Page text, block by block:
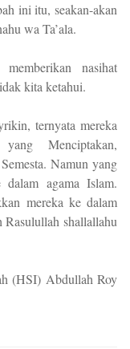
ini itu, seakan-akan
wa Ta’ala.
nasihat
kita ketahui.
ternyata mereka
Menciptakan,
Namun yang
agama Islam.
mereka ke dalam
shallallahu
(HSI) Abdullah Roy